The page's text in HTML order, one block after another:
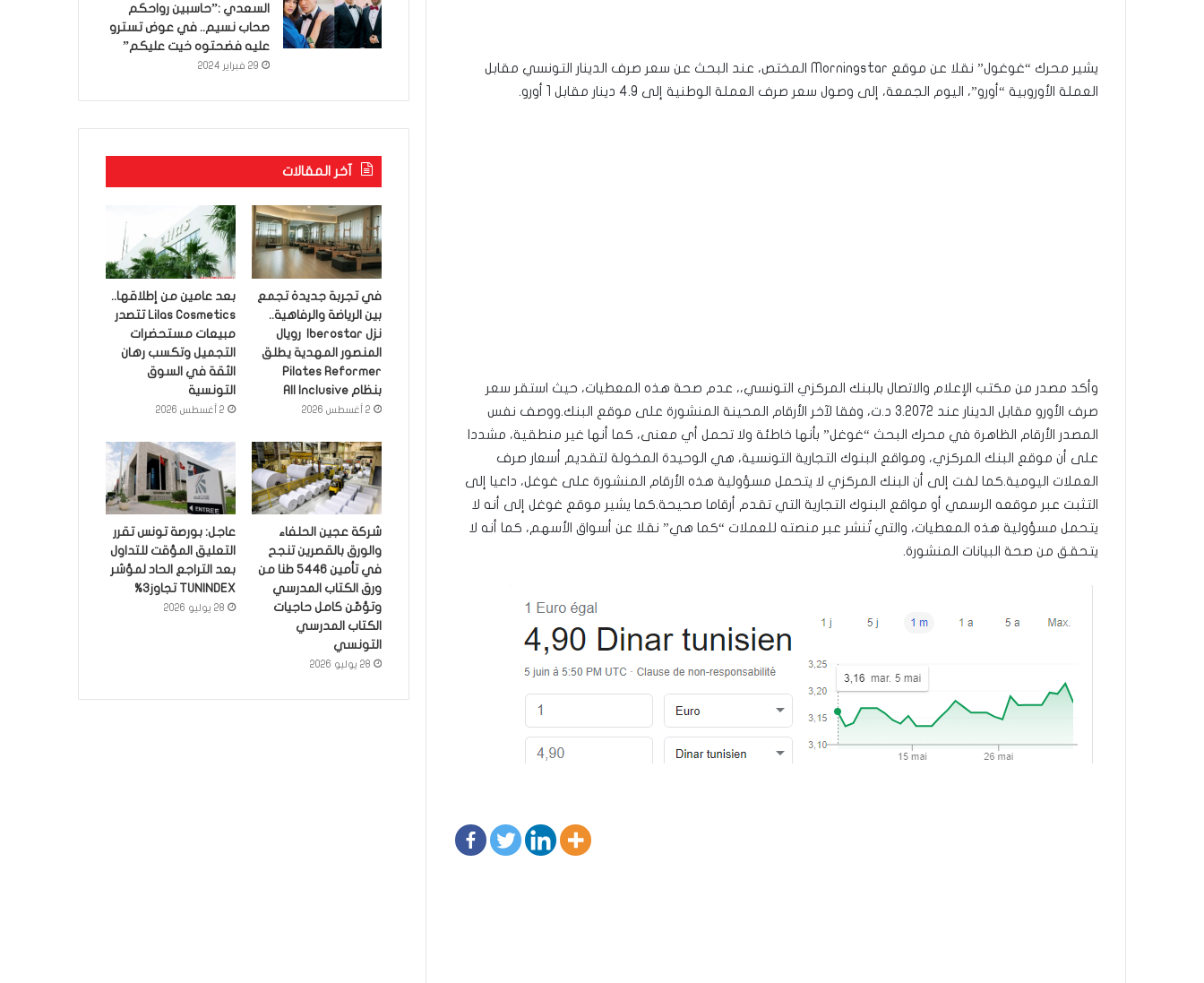
يشير محرك “غوغول” نقلا عن موقع Morningstar المختص، عند البحث عن سعر صرف الدينار التونسي مقابل
العملة الأوروبية “أورو”، اليوم الجمعة، إلى وصول سعر صرف العملة الوطنية إلى 4.9 دينار مقابل 1 أورو.
وأكد مصدر من مكتب الإعلام والاتصال بالبنك المركزي التونسي،، عدم صحة هذه المعطيات، حيث استقر سعر
صرف الأورو مقابل الدينار عند 3.2072 د.ت، وفقا لآخر الأرقام المحينة المنشورة على موقع البنك.ووصف نفس
المصدر الأرقام الظاهرة في محرك البحث “غوغل” بأنها خاطئة ولا تحمل أي معنى، كما أنها غير منطقية، مشددا
على أن موقع البنك المركزي، ومواقع البنوك التجارية التونسية، هي الوحيدة المخولة لتقديم أسعار صرف
العملات اليومية.كما لفت إلى أن البنك المركزي لا يتحمل مسؤولية هذه الأرقام المنشورة على غوغل، داعيا إلى
التثبت عبر موقعه الرسمي أو مواقع البنوك التجارية التي تقدم أرقاما صحيحة.كما يشير موقع غوغل إلى أنه لا
يتحمل مسؤولية هذه المعطيات، والتي تُنشر عبر منصته للعملات “كما هي” نقلا عن أسواق الأسهم، كما أنه لا
يتحقق من صحة البيانات المنشورة.
السعدي :”حاسبين رواحكم
صحاب نسيم.. في عوض تسترو
عليه فضحتوه خيت عليكم”
29 فبراير 2024
آخر المقالات
في تجربة جديدة تجمع
بين الرياضة والرفاهية..
نزل Iberostar رويال
المنصور المهدية يطلق
Pilates Reformer
بنظام All Inclusive
2 أغسطس 2026
بعد عامين من إطلاقها..
Lilas Cosmetics تتصدر
مبيعات مستحضرات
التجميل وتكسب رهان
الثقة في السوق
التونسية
2 أغسطس 2026
شركة عجين الحلفاء
والورق بالقصرين تنجح
في تأمين 5446 طنا من
ورق الكتاب المدرسي
وتؤمّن كامل حاجيات
الكتاب المدرسي
التونسي
28 يوليو 2026
عاجل: بورصة تونس تقرر
التعليق المؤقت للتداول
بعد التراجع الحاد لمؤشر
TUNINDEX تجاوز3%
28 يوليو 2026